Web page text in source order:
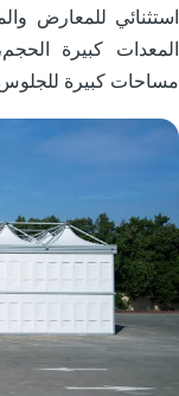
للمعارض
كبيرة
كبيرة للجلوس